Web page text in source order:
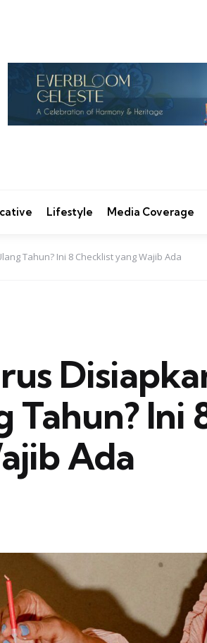
Lifestyle Media Coverage
Tahun? Ini 8 Checklist yang Wajib Ada
Tahun? Ini
Ada